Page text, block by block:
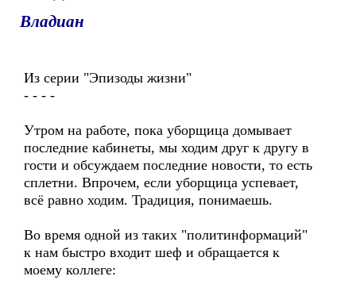
Владиан
Из серии "Эпизоды жизни"
- - - -
Утром на работе, пока уборщица домывает
последние кабинеты, мы ходим друг к другу в
гости и обсуждаем последние новости, то есть
сплетни. Впрочем, если уборщица успевает,
всё равно ходим. Традиция, понимаешь.
Во время одной из таких "политинформаций"
к нам быстро входит шеф и обращается к
моему коллеге: